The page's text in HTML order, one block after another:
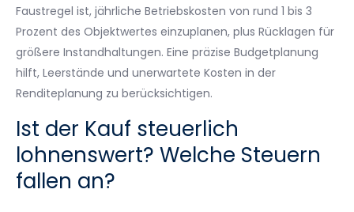
Faustregel ist, jährliche Betriebskosten von rund 1 bis 3
Prozent des Objektwertes einzuplanen, plus Rücklagen für
größere Instandhaltungen. Eine präzise Budgetplanung
hilft, Leerstände und unerwartete Kosten in der
Renditeplanung zu berücksichtigen.
Ist der Kauf steuerlich
lohnenswert? Welche Steuern
fallen an?